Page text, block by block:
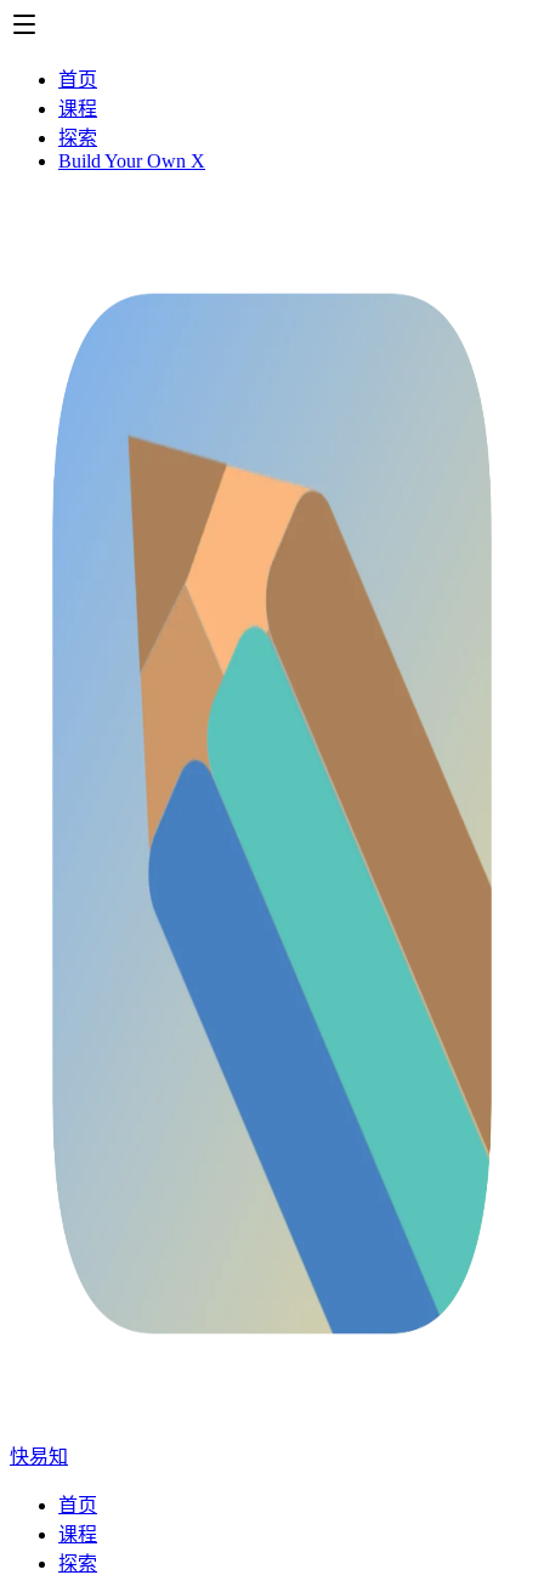
首页
课程
探索
Build Your Own X
快易知
首页
课程
探索